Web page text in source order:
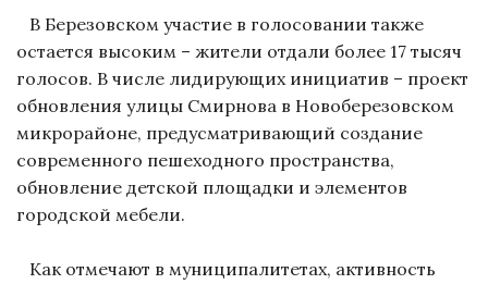
В Березовском участие в голосовании также
остается высоким – жители отдали более 17 тысяч
голосов. В числе лидирующих инициатив – проект
обновления улицы Смирнова в Новоберезовском
микрорайоне, предусматривающий создание
современного пешеходного пространства,
обновление детской площадки и элементов
городской мебели.
Как отмечают в муниципалитетах, активность